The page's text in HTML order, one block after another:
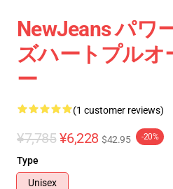
NewJeans パワ
ズハートプルオ
ー
(1 customer reviews)
¥7,785 ¥6,228 $42.95 -20%
Type
Unisex